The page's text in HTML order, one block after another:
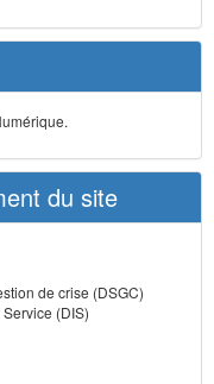
du site
de crise (DSGC)
(DIS)